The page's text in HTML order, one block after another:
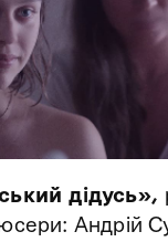
дідусь»,
Андрій